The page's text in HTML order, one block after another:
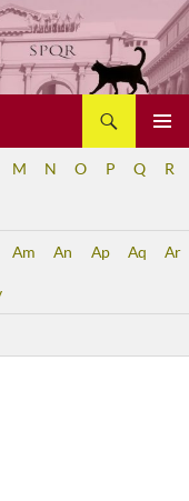
M N O P Q R
Am An Ap Aq Ar